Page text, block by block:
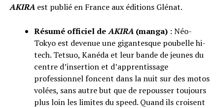
AKIRAest publié en France aux éditions Glénat.
Résumé officiel deAKIRA(manga): Néo-
Tokyo est devenue une gigantesque poubelle hi-
tech. Tetsuo, Kanéda et leur bande de jeunes du
centre d’insertion et d’apprentissage
professionnel foncent dans la nuit sur des motos
volées, sans autre but que de repousser toujours
plus loin les limites du speed. Quand ils croisent